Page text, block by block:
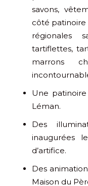
savons,
côté patinoire
régionales
tartiflettes,
marrons
Une
Léman.
Des
inaugurées
d’artifice.
Des
Maison du